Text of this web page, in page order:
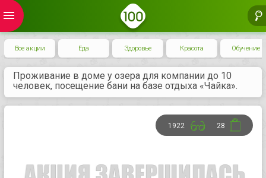
menu
Все акции Еда Здоровье Красота Обучение
Проживание в доме у озера для компании до 10
человек, посещение бани на базе отдыха «Чайка».
1922 28